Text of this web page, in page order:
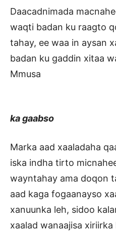
Daacadnimada
waqti badan ku raagto
tahay, ee waa in aysan
badan ku gaddin xitaa
Mmusa
ka gaabso
Marka aad xaaladaha
iska indha tirto
wayntahay ama doqon
aad kaga fogaanayso
xanuunka leh, sidoo
xaalad wanaajisa